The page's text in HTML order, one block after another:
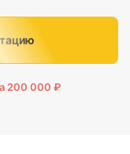
200 000 ₽